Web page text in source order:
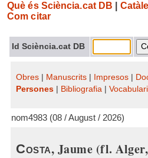
Què és Sciència.cat DB
Com citar
Id Sciència.cat DB
Obres Manuscrits Impresos
Persones
Bibliografia Vocabulari
nom4983 (08 / August / 2026)
Costa, Jaume (fl.